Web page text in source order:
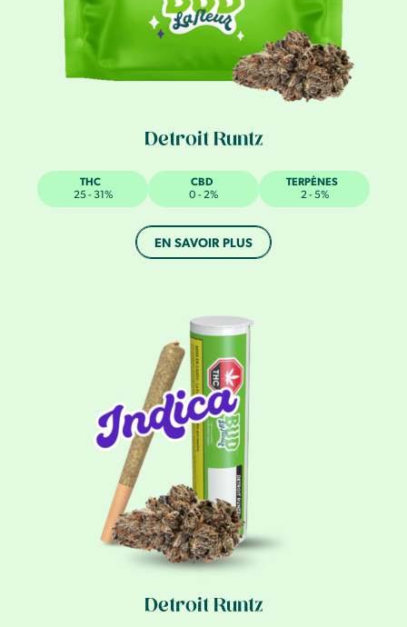
Detroit Runtz
THC
25 - 31%
CBD
0 - 2%
TERPÈNES
2 - 5%
EN SAVOIR PLUS
Detroit Runtz